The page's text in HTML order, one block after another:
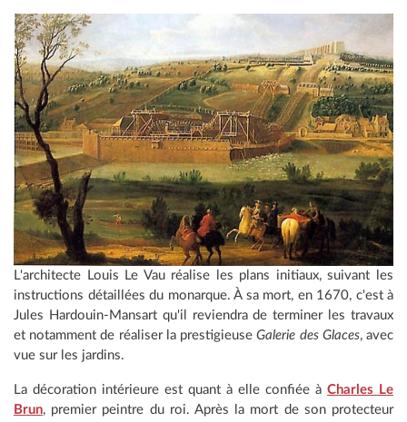
L'architecte Louis Le Vau réalise les plans initiaux, suivant les
instructions détaillées du monarque. À sa mort, en 1670, c'est à
Jules Hardouin-Mansart qu'il reviendra de terminer les travaux
et notamment de réaliser la prestigieuseGalerie des Glaces, avec
vue sur les jardins.
La décoration intérieure est quant à elle confiée à Charles Le
Brun, premier peintre du roi. Après la mort de son protecteur